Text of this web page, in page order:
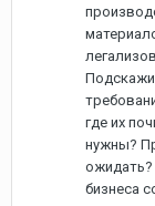
где их
нужны?
ожидать?
бизнеса